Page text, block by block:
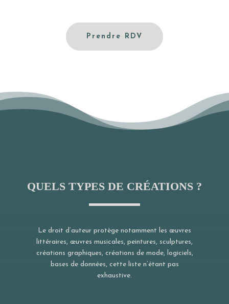
Prendre RDV
QUELS TYPES DE CRÉATIONS ?
Le droit d’auteur protège notamment les œuvres
littéraires, œuvres musicales, peintures, sculptures,
créations graphiques, créations de mode, logiciels,
bases de données, cette liste n’étant pas
exhaustive.